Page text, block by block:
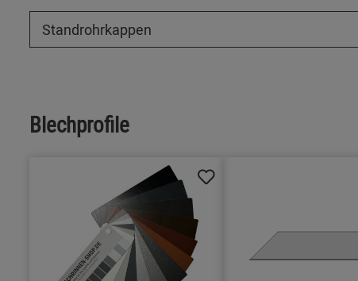
Standrohrkappen
Blechprofile